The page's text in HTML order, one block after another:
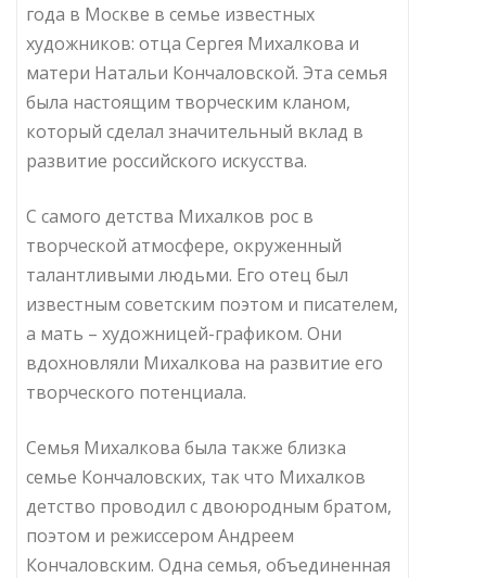
года в Москве в семье известных
художников: отца Сергея Михалкова и
матери Натальи Кончаловской. Эта семья
была настоящим творческим кланом,
который сделал значительный вклад в
развитие российского искусства.
С самого детства Михалков рос в
творческой атмосфере, окруженный
талантливыми людьми. Его отец был
известным советским поэтом и писателем,
а мать – художницей-графиком. Они
вдохновляли Михалкова на развитие его
творческого потенциала.
Семья Михалкова была также близка
семье Кончаловских, так что Михалков
детство проводил с двоюродным братом,
поэтом и режиссером Андреем
Кончаловским. Одна семья, объединенная